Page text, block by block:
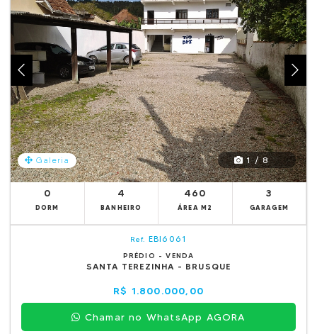
Galeria 1 / 8
0
DORM
4
BANHEIRO
460
ÁREA M2
3
GARAGEM
Ref. EBI6061
PRÉDIO - VENDA
SANTA TEREZINHA - BRUSQUE
R$ 1.800.000,00
Chamar no WhatsApp AGORA